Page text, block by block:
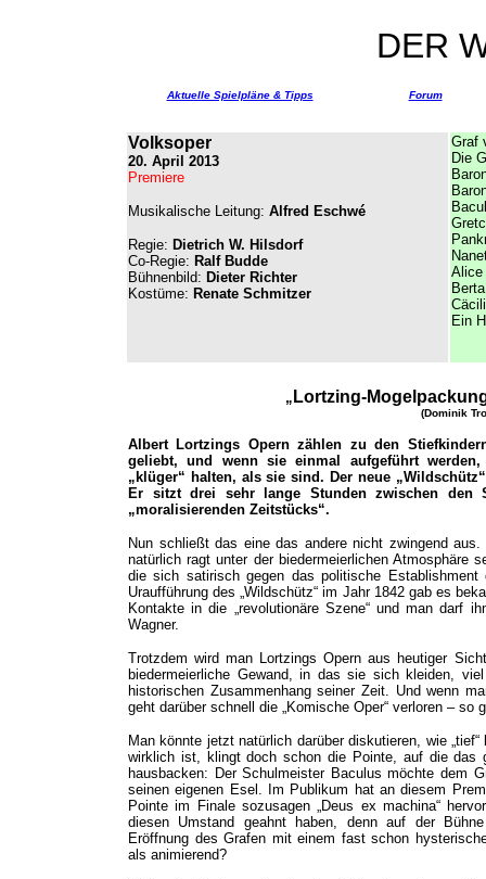
DER
Aktuelle Spielpläne & Tipps Forum
Volksoper
20. April 2013
Premiere
Musikalische Leitung: Alfred Eschwé
Regie: Dietrich W. Hilsdorf
Co-Regie: Ralf Budde
Bühnenbild: Dieter Richter
Kostüme: Renate Schmitzer
Graf
Die
Ein
„ Lortzing-
(Dominik
Albert Lortzings Opern zählen zu den
geliebt, und wenn sie einmal aufgeführt
„klüger“ halten, als sie sind. Der neue
Er sitzt drei sehr lange Stunden zwischen den
„moralisierenden Zeitstücks“.
Nun schließt das eine das andere nicht zwingend
natürlich ragt unter der biedermeierlichen Atmosphäre
die sich satirisch gegen das politische
Uraufführung des „Wildschütz“ im Jahr 1842 gab es
Kontakte in die „revolutionäre Szene“ und man darf
Wagner.
Trotzdem wird man Lortzings Opern aus heutiger
biedermeierliche Gewand, in das sie sich kleiden,
historischen Zusammenhang seiner Zeit. Und wenn
geht darüber schnell die „Komische Oper“ verloren – so
Man könnte jetzt natürlich darüber diskutieren, wie
wirklich ist, klingt doch schon die Pointe, auf die das
hausbacken: Der Schulmeister Baculus möchte dem
seinen eigenen Esel. Im Publikum hat an diesem
Pointe im Finale sozusagen „Deus ex machina“
diesen Umstand geahnt haben, denn auf der
Eröffnung des Grafen mit einem fast schon
als animierend?